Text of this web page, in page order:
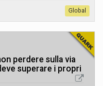
Global
perdere sulla via
superare i propri